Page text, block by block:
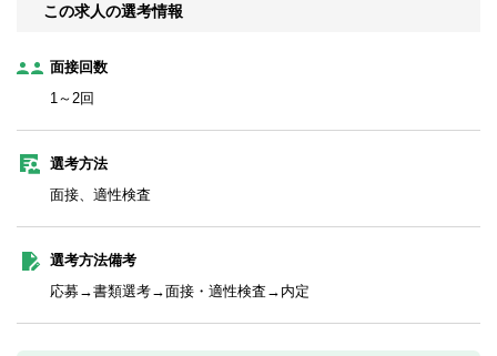
この求人の選考情報
面接回数
1～2回
選考方法
面接、適性検査
選考方法備考
応募→書類選考→面接・適性検査→内定